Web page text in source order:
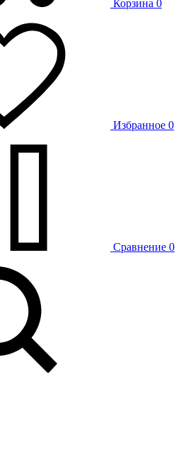
Корзина 0
Избранное 0
Сравнение 0